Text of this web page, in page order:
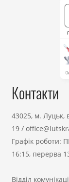
Контакти
43025, м. Луцьк,
19 /
Графік роботи:
16:15, перерва
Відділ